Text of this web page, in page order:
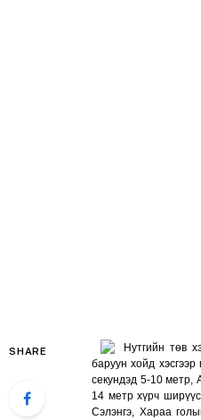
SHARE
Нутгийн төв
баруун хойд
секундэд 5-10 метр,
14 метр хүрч
Сэлэнгэ, Хараа